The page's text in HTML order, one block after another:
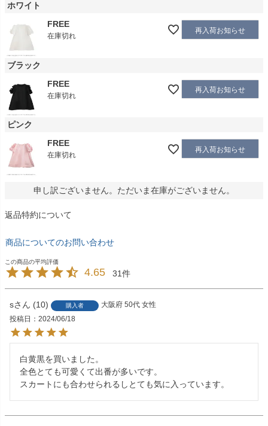
ホワイト
FREE
在庫切れ
再入荷お知らせ
ブラック
FREE
在庫切れ
再入荷お知らせ
ピンク
FREE
在庫切れ
再入荷お知らせ
申し訳ございません。ただいま在庫がございません。
返品特約について
商品についてのお問い合わせ
4.65 31
s 10 購入者 大阪府 50代 女性
投稿日
2024/06/18
白黄黒を買いました。
全色とても可愛くて出番が多いです。
スカートにも合わせられるしとても気に入っています。